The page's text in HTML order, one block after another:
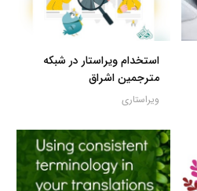
استخدام ویراستار در شبکه
مترجمین اشراق
ویراستاری